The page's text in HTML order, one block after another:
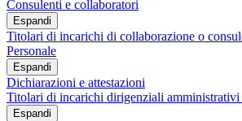
Consulenti e collaboratori
Espandi
Titolari di incarichi di collaborazione o
Personale
Espandi
Dichiarazioni e attestazioni
Titolari di incarichi dirigenziali
Espandi